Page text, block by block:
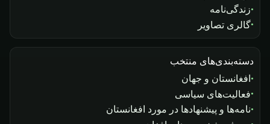
زندگی‌نامه
گالری تصاویر
دسته‌بندی‌های منتخب
افغانستان و جهان
فعالیت‌های سیاسی
نامه‌ها و پیشنهادها در مورد افغانستان